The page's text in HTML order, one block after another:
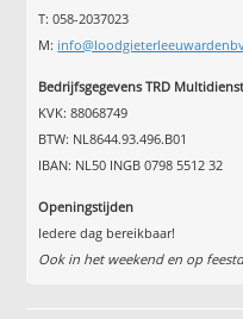
T: 058-2037023
M:
Bedrijfsgegevens TRD
KVK: 88068749
BTW: NL8644.93.496.B01
IBAN: NL50 INGB 0798 5512 32
Openingstijden
Iedere dag bereikbaar!
Ook in het weekend en op